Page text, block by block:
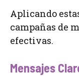
Aplicando
campañas de
efectivas.
Mensajes